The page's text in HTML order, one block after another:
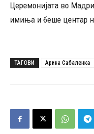
Церемонијата во
имиња и беше центар
ТАГОВИ Арина Сабаленка